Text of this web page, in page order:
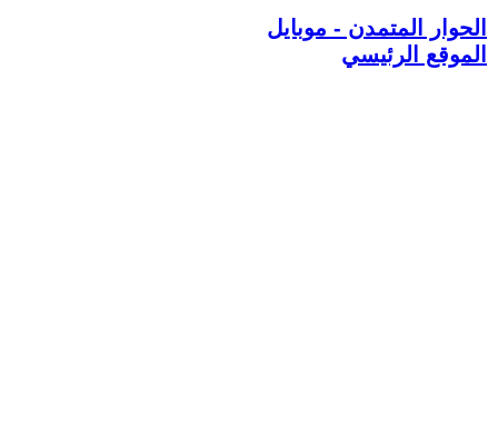
الحوار المتمدن - موبايل
الموقع الرئيسي